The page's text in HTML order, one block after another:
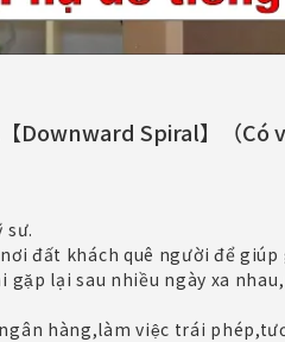
Downward Spiral】（Có
sư.
đất khách quê người để giúp
lại sau nhiều ngày xa
hàng,làm việc trái